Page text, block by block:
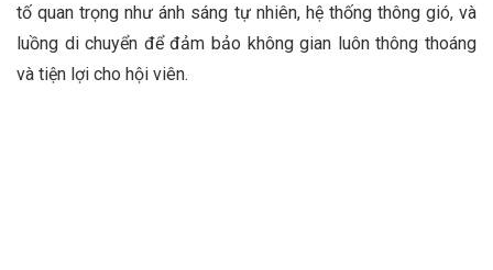
tố quan trọng như ánh sáng tự nhiên, hệ thống thông gió, và
luồng di chuyển để đảm bảo không gian luôn thông thoáng
và tiện lợi cho hội viên.